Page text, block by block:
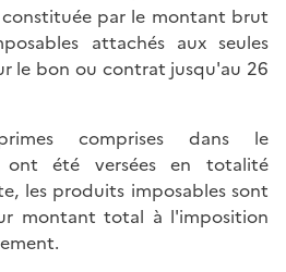
par le montant brut
attachés aux seules
le bon ou contrat jusqu'au 26
comprises dans le
ont été versées en totalité
les produits imposables sont
montant total à l'imposition